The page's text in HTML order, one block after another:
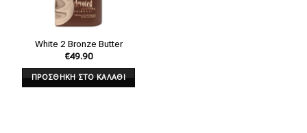
White 2 Bronze Butter
€49.90
ΠΡΟΣΘΗΚΗ ΣΤΟ ΚΑΛΑΘΙ